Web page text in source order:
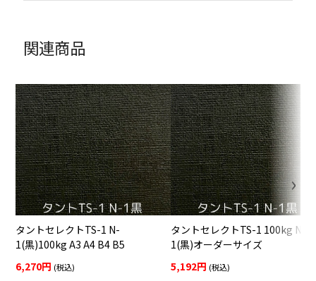
関連商品
タントセレクトTS-1 N-
1(黒)100kg A3 A4 B4 B5
6,270円 (税込)
タントセレクトTS-1 100kg N-
1(黒)オーダーサイズ
5,192円 (税込)